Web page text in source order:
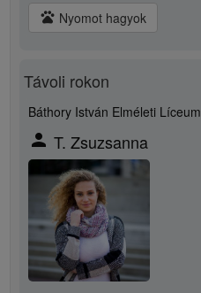
pets Nyomot hagyok
Távoli rokon
Báthory István Elméleti Líceum
person T. Zsuzsanna